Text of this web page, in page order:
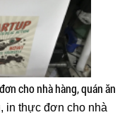
cho nhà hàng, quán ăn
in thực đơn cho nhà